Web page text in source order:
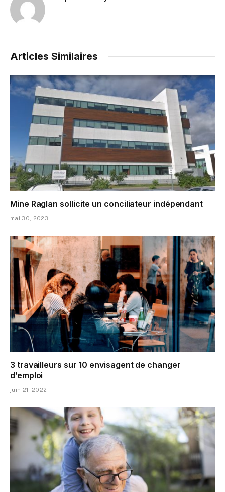
Articles Similaires
Mine Raglan sollicite un conciliateur indépendant
mai 30, 2023
3 travailleurs sur 10 envisagent de changer
d’emploi
juin 21, 2022